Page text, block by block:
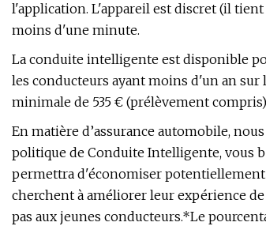
l'application. L'appareil est discret (il
moins d'une minute.
La conduite intelligente est disponible
les conducteurs ayant moins d'un an sur
minimale de 535 € (prélèvement
En matière d’assurance automobile,
politique de Conduite Intelligente, vous
permettra d'économiser potentiellement
cherchent à améliorer leur expérience
pas aux jeunes conducteurs.*Le